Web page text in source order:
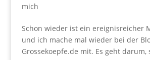
mich
Schon wieder ist ein ereignisreicher
und ich mache mal wieder bei der
Grossekoepfe.de mit. Es geht darum,